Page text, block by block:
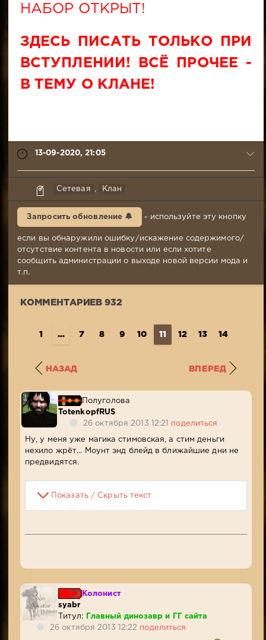
НАБОР ОТКРЫТ!
ЗДЕСЬ ПИСАТЬ ТОЛЬКО ПРИ
ВСТУПЛЕНИИ! ВСЁ ПРОЧЕЕ -
В ТЕМУ О КЛАНЕ!
13-09-2020, 21:05
Leofwin
13-
21:05
Комментариев:
932
Сетевая , Клан
Запросить обновление 🔔 - используйте эту кнопку
если вы обнаружили ошибку/искажение содержимого/
отсутствие контента в новости или если хотите
сообщить администрации о выходе новой версии мода и
т.п.
КОММЕНТАРИЕВ 932
1 ... 7 8 9 10 11 12 13 14
НАЗАД ВПЕРЕД
Полуголова
TotenkopfRUS
26 октября 2013 12:21 поделиться
Ну, у меня уже магика стимовская, а стим деньги
нехило жрёт... Моунт энд блейд в ближайшие дни не
предвидятся.
Показать / Скрыть текст
Колонист
syabr
Титул:
Главный динозавр и ГГ сайта
26 октября 2013 12:22 поделиться